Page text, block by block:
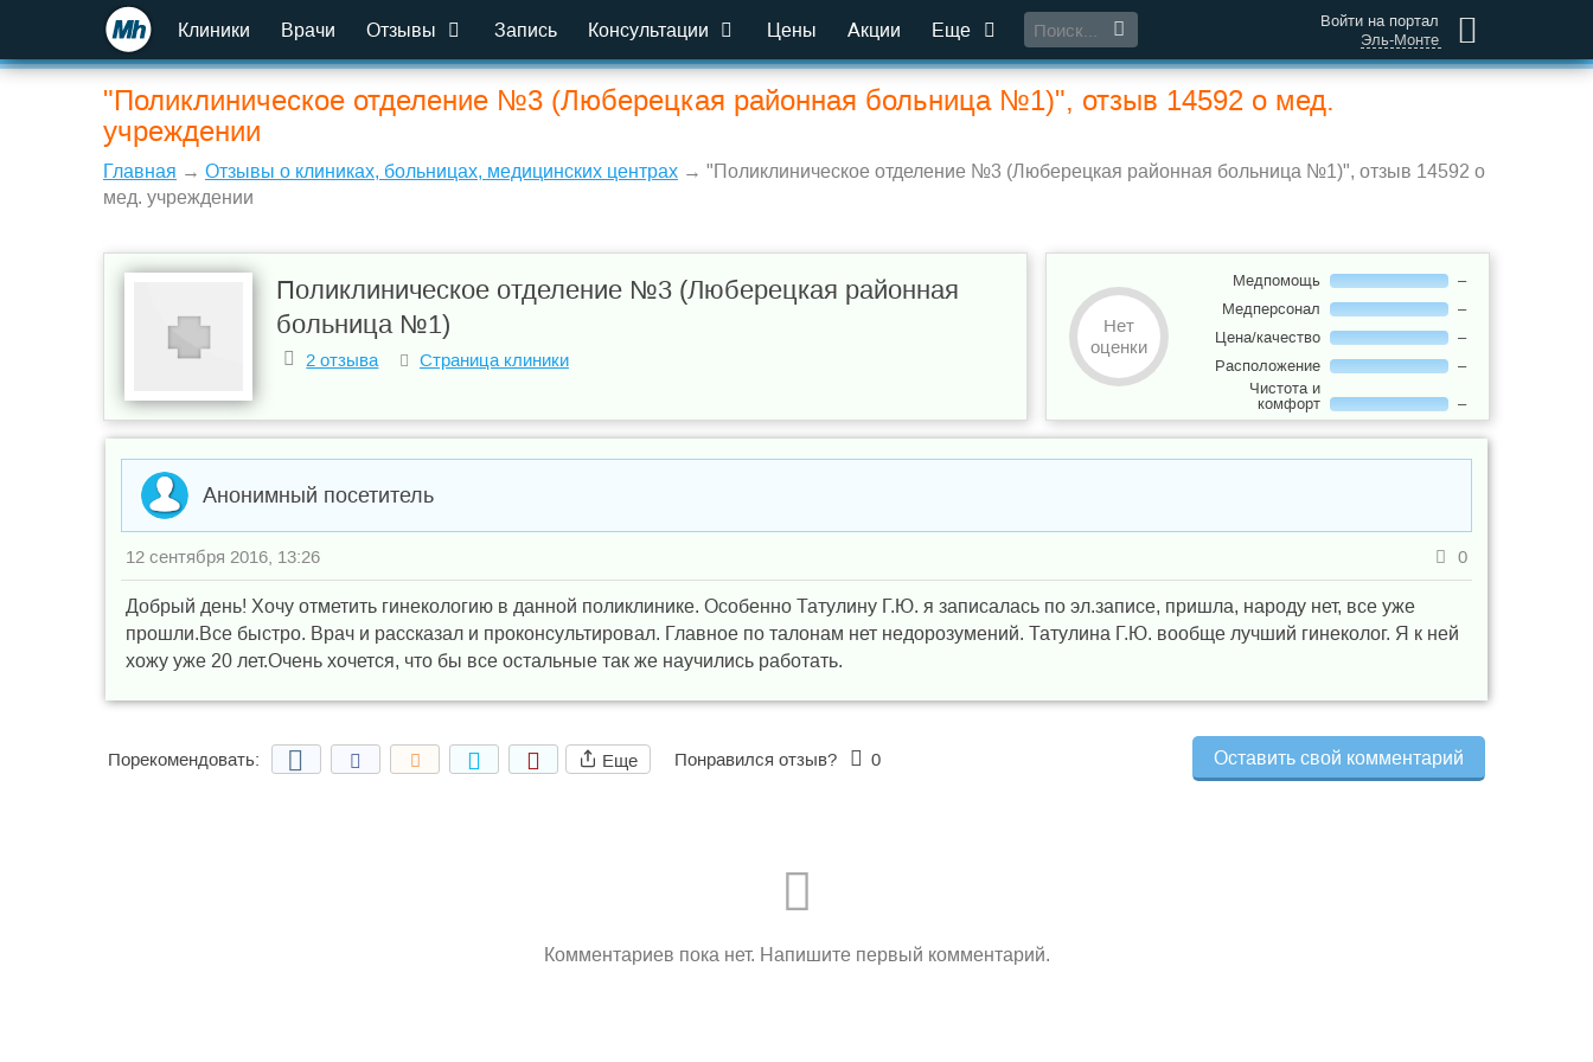
Клиники Врачи Отзывы Запись Консультации Цены Акции Еще
Войти на портал
Эль-Монте
"Поликлиническое отделение №3 (Люберецкая районная больница №1)", отзыв 14592 о мед.
учреждении
Главная → Отзывы о клиниках, больницах, медицинских центрах → "Поликлиническое отделение №3 (Люберецкая районная больница №1)", отзыв 14592 о
мед. учреждении
Поликлиническое отделение №3 (Люберецкая районная
больница №1)
2 отзыва Страница клиники
Нет
оценки
Медпомощь
–
Медперсонал
–
Цена/качество
–
Расположение
–
Чистота и
комфорт
–
Анонимный посетитель
0
12 сентября 2016, 13:26
Добрый день! Хочу отметить гинекологию в данной поликлинике. Особенно Татулину Г.Ю. я записалась по эл.записе, пришла, народу нет, все уже
прошли.Все быстро. Врач и рассказал и проконсультировал. Главное по талонам нет недорозумений. Татулина Г.Ю. вообще лучший гинеколог. Я к ней
хожу уже 20 лет.Очень хочется, что бы все остальные так же научились работать.
Оставить свой комментарий
Порекомендовать: Еще Понравился отзыв? 0
Комментариев пока нет. Напишите первый комментарий.